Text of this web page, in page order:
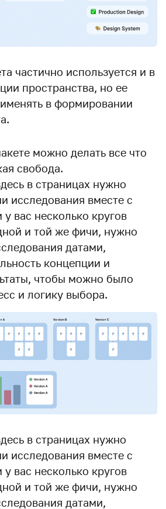
частично используется и в
пространства, но ее
в формировании
можно делать все что
свобода.
в страницах нужно
исследования вместе с
у вас несколько кругов
и той же фичи, нужно
датами,
концепции и
чтобы можно было
и логику выбора.
в страницах нужно
исследования вместе с
у вас несколько кругов
и той же фичи, нужно
датами,